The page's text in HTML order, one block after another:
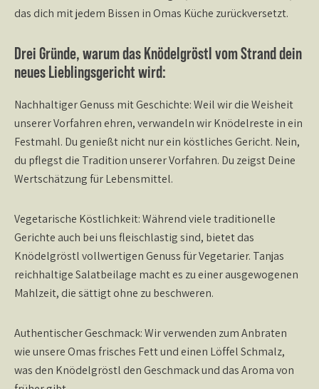
das dich mit jedem Bissen in Omas Küche zurückversetzt.
Drei Gründe, warum das Knödelgröstl vom Strand dein
neues Lieblingsgericht wird:
Nachhaltiger Genuss mit Geschichte:Weil wir die Weisheit
unserer Vorfahren ehren, verwandeln wir Knödelreste in ein
Festmahl. Du genießt nicht nur ein köstliches Gericht. Nein,
du pflegst die Tradition unserer Vorfahren. Du zeigst Deine
Wertschätzung für Lebensmittel.
Vegetarische Köstlichkeit:Während viele traditionelle
Gerichte auch bei uns fleischlastig sind, bietet das
Knödelgröstl vollwertigen Genuss für Vegetarier. Tanjas
reichhaltige Salatbeilage macht es zu einer ausgewogenen
Mahlzeit, die sättigt ohne zu beschweren.
Authentischer Geschmack:Wir verwenden zum Anbraten
wie unsere Omas frisches Fett und einen Löffel Schmalz,
was den Knödelgröstl den Geschmack und das Aroma von